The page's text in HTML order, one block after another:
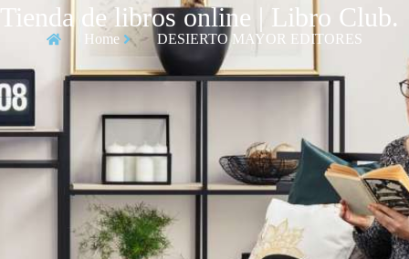
Tienda de libros online | Libro Club.
Home DESIERTO MAYOR EDITORES